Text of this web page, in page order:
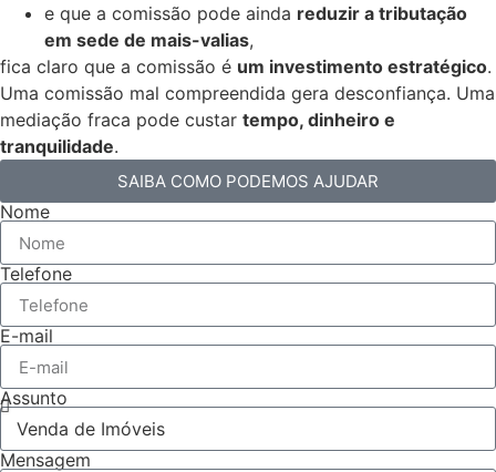
e que a comissão pode ainda reduzir a tributação
em sede de mais-valias,
fica claro que a comissão é um investimento estratégico.
Uma comissão mal compreendida gera desconfiança. Uma
mediação fraca pode custar tempo, dinheiro e
tranquilidade.
SAIBA COMO PODEMOS AJUDAR
Nome
Telefone
E-mail
Assunto
Mensagem